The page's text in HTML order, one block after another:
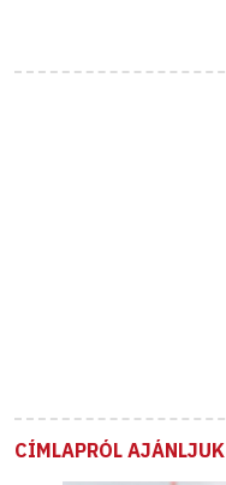
CÍMLAPRÓL AJÁNLJUK